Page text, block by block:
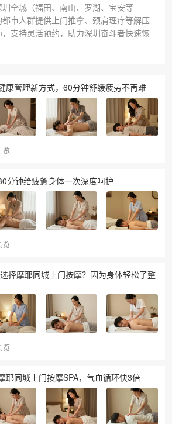
全城（福田、南山、罗湖、宝安等
市人群提供上门推拿、颈肩理疗等解压
支持灵活预约，助力深圳奋斗者快速恢
康管理新方式，60分钟舒缓疲劳不再难
览
分钟给疲惫身体一次深度呵护
览
择摩耶同城上门按摩？因为身体轻松了整
览
耶同城上门按摩SPA，气血循环快3倍